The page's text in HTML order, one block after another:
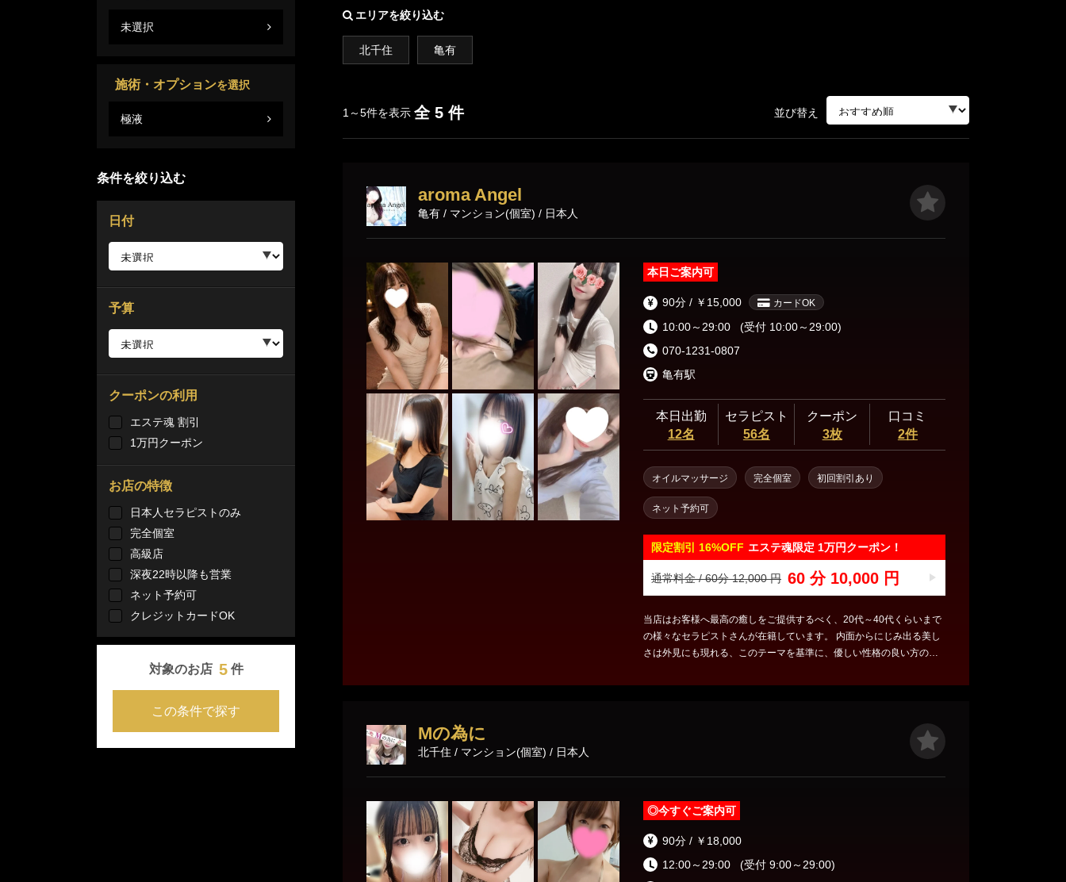
エリアを絞り込む
北千住 亀有
1～5件を表示 全 5 件 並び替え
aroma Angel
亀有 / マンション(個室) / 日本人
本日ご案内可
90分 / ￥15,000 カードOK
10:00～29:00
(受付 10:00～29:00)
070-1231-0807
亀有駅
本日出勤
12名
セラピスト
56名
クーポン
3枚
口コミ
2件
オイルマッサージ 完全個室 初回割引あり
ネット予約可
限定割引 16%OFF エステ魂限定 1万円クーポン！
通常料金 / 60分 12,000 円 60 分 10,000 円
当店はお客様へ最高の癒しをご提供するべく、20代～40代くらいまで
の様々なセラピストさんが在籍しています。 内面からにじみ出る美し
さは外見にも現れる、このテーマを基準に、優しい性格の良い方のみ
と心のこもった施術、丁寧なマッサージ……など亀有エリアで唯一の
Mの為に
北千住 / マンション(個室) / 日本人
◎今すぐご案内可
90分 / ￥18,000
12:00～29:00
(受付 9:00～29:00)
初台・幡ヶ谷・笹塚
練馬・成増
恵比寿 中目黒
渋谷・代々木・表参道 六本木・赤坂・青山
新橋・品川エリア
東京駅・日本橋・八丁堀 銀座・新橋 人形町・茅場町・門前仲町
浜松町・田町 五反田・品川 蒲田・大森・大井町
上野・秋葉原・錦糸町エリア
錦糸町・亀戸 葛西・小岩・新小岩
上野・御徒町・浅草 秋葉原・神田・浅草橋
北千住・綾瀬・亀有
東京23区出張
未選択
出張
施術・オプションを選択
極液
ディープリンパ ダブルセラピスト
条件を絞り込む
日付
予算
クーポンの利用
エステ魂 割引
1万円クーポン
お店の特徴
日本人セラピストのみ
完全個室
高級店
深夜22時以降も営業
ネット予約可
クレジットカードOK
対象のお店 5 件
この条件で探す